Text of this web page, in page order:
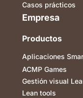
Casos prácticos
Empresa
Productos
Aplicaciones
ACMP Games
Gestión visual
Lean tools